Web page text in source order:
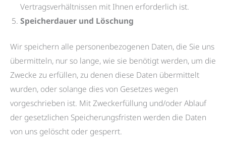
Vertragsverhältnissen mit Ihnen erforderlich ist.
Speicherdauer und Löschung
Wir speichern alle personenbezogenen Daten, die Sie uns
übermitteln, nur so lange, wie sie benötigt werden, um die
Zwecke zu erfüllen, zu denen diese Daten übermittelt
wurden, oder solange dies von Gesetzes wegen
vorgeschrieben ist. Mit Zweckerfüllung und/oder Ablauf
der gesetzlichen Speicherungsfristen werden die Daten
von uns gelöscht oder gesperrt.